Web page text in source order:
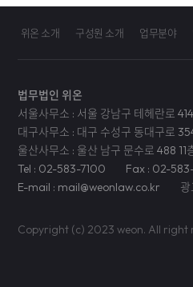
위온 소개 구성원 소개 업무분야
법무법인 위온
서울사무소 : 서울 강남구 테헤란로
대구사무소 : 대구 수성구 동대구로
울산사무소 : 울산 남구 문수로 488 11
Tel : 02-583-7100
Fax : 02-
E-mail : mail@weonlaw.co.kr
Copyright (c) 2023 weon. All right